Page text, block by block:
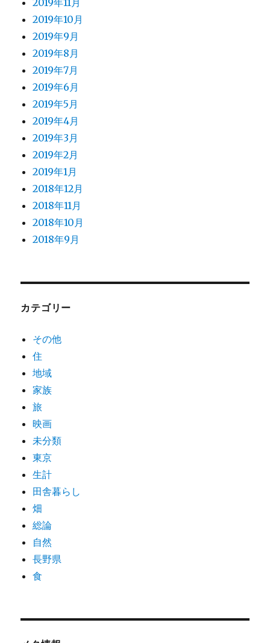
2019年11月
2019年10月
2019年9月
2019年8月
2019年7月
2019年6月
2019年5月
2019年4月
2019年3月
2019年2月
2019年1月
2018年12月
2018年11月
2018年10月
2018年9月
カテゴリー
その他
住
地域
家族
旅
映画
未分類
東京
生計
田舎暮らし
畑
総論
自然
長野県
食